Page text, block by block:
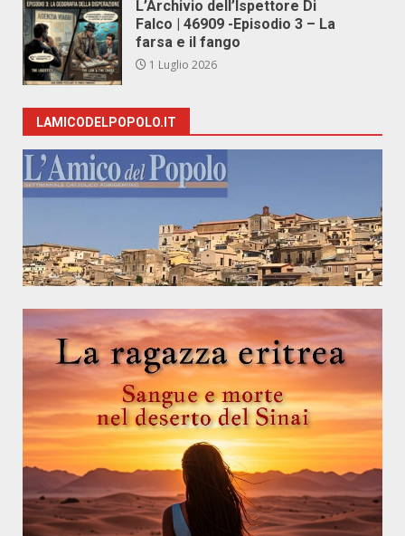
L’Archivio dell’Ispettore Di
Falco | 46909 -Episodio 3 – La
farsa e il fango
1 Luglio 2026
LAMICODELPOPOLO.IT